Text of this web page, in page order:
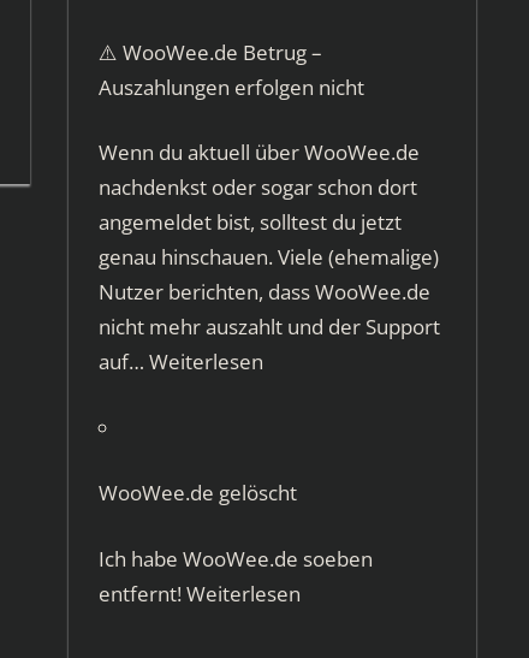
⚠️ WooWee.de Betrug –
Auszahlungen erfolgen nicht
Wenn du aktuell über WooWee.de
nachdenkst oder sogar schon dort
angemeldet bist, solltest du jetzt
genau hinschauen. Viele (ehemalige)
Nutzer berichten, dass WooWee.de
nicht mehr auszahlt und der Support
auf…Weiterlesen
WooWee.de gelöscht
Ich habe WooWee.de soeben
entfernt!Weiterlesen